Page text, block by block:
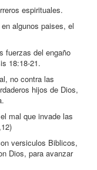
espirituales.
algunos paises, el
fuerzas del engaño
18:18-21.
no contra las
hijos de Dios,
mal que invade las
versiculos Biblicos,
Dios, para avanzar